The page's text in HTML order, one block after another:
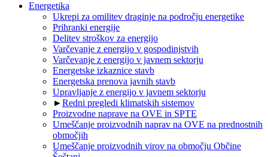
Energetika
Ukrepi za omilitev draginje na področju energetike
Prihranki energije
Delitev stroškov za energijo
Varčevanje z energijo v gospodinjstvih
Varčevanje z energijo v javnem sektorju
Energetske izkaznice stavb
Energetska prenova javnih stavb
Upravljanje z energijo v javnem sektorju
►Redni pregledi klimatskih sistemov
Proizvodne naprave na OVE in SPTE
Umeščanje proizvodnih naprav na OVE na prednostnih
območjih
Umeščanje proizvodnih virov na območju Občine